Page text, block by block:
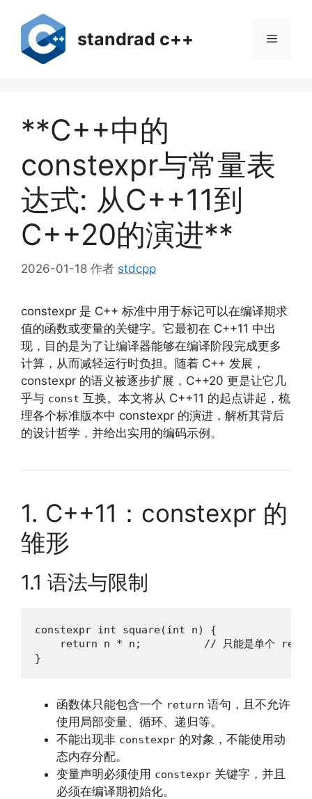
standrad c++ 菜
**C++中的
constexpr与常量表
达式: 从C++11到
C++20的演进**
2026-01-18 作者 stdcpp
constexpr 是 C++ 标准中用于标记可以在编译期求
值的函数或变量的关键字。它最初在 C++11 中出
现，目的是为了让编译器能够在编译阶段完成更多
计算，从而减轻运行时负担。随着 C++ 发展，
constexpr 的语义被逐步扩展，C++20 更是让它几
乎与 const 互换。本文将从 C++11 的起点讲起，梳
理各个标准版本中 constexpr 的演进，解析其背后
的设计哲学，并给出实用的编码示例。
1. C++11：constexpr 的
雏形
1.1 语法与限制
constexpr int square(int n) {
return n * n;          // 只能是单个
}
函数体只能包含一个 return 语句，且不允许
使用局部变量、循环、递归等。
不能出现非 constexpr 的对象，不能使用动
态内存分配。
变量声明必须使用 constexpr 关键字，并且
必须在编译期初始化。